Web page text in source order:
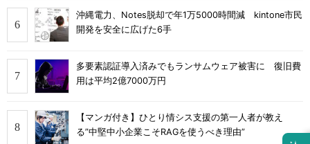
沖縄電力、Notes脱却で年1万5000時間減 kintone市民
開発を安全に広げた6手
多要素認証導入済みでもランサムウェア被害に 復旧費
用は平均2億7000万円
【マンガ付き】ひとり情シス支援の第一人者が教え
る”中堅中小企業こそRAGを使うべき理由”